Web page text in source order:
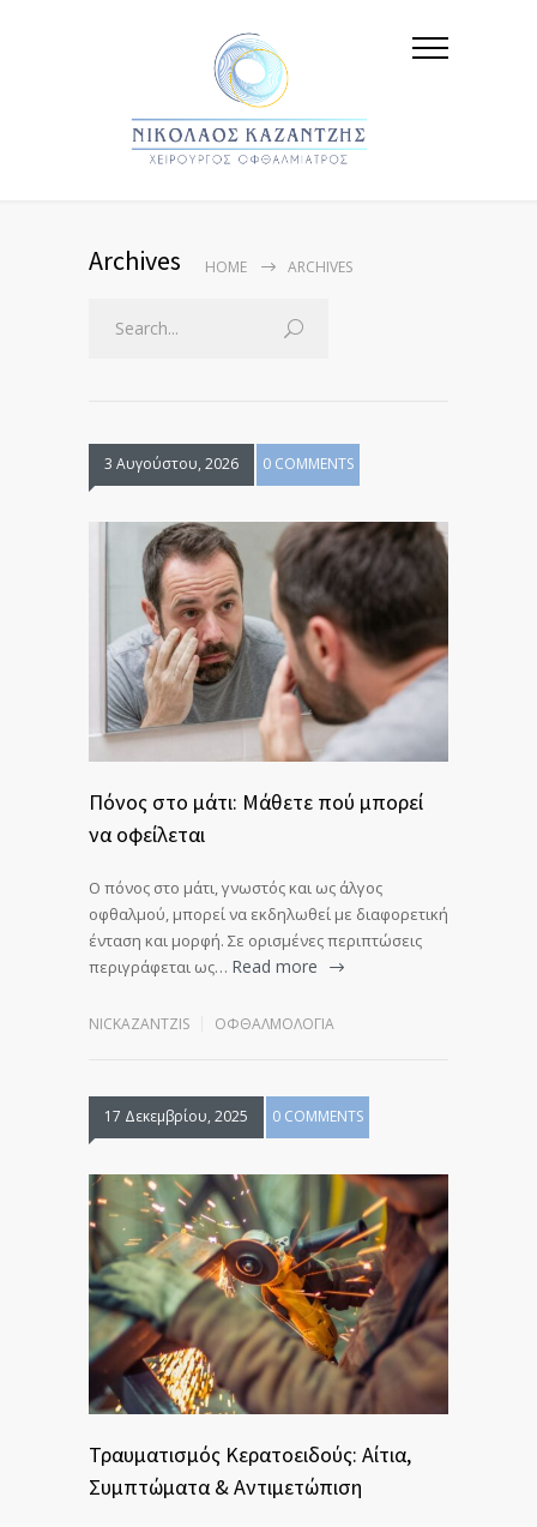
Archives HOME ARCHIVES
3 Αυγούστου, 2026 0 COMMENTS
Πόνος στο μάτι: Μάθετε πού μπορεί
να οφείλεται
Ο πόνος στο μάτι, γνωστός και ως άλγος
οφθαλμού, μπορεί να εκδηλωθεί με διαφορετική
ένταση και μορφή. Σε ορισμένες περιπτώσεις
περιγράφεται ως… Read more
NICKAZANTZIS ΟΦΘΑΛΜΟΛΟΓΊΑ
17 Δεκεμβρίου, 2025 0 COMMENTS
Τραυματισμός Κερατοειδούς: Αίτια,
Συμπτώματα & Αντιμετώπιση